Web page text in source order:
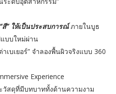
สี” ให้เป็นประสบการณ์ภายในบูธ
บบใหม่ผ่าน
เบเยอร์” จำลองพื้นผิวจริงแบบ 360
Experience
วัสดุที่มีบทบาททั้งด้านความงาม